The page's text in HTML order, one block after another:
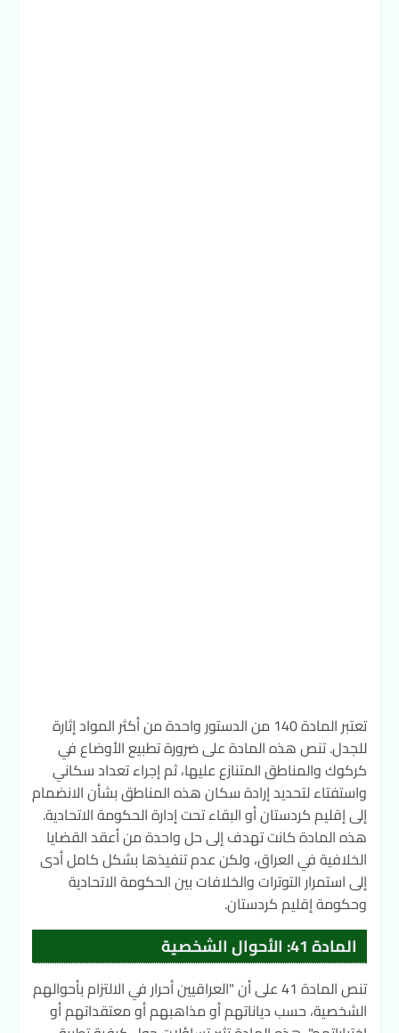
تعتبر المادة 140 من الدستور واحدة من أكثر المواد إثارة
للجدل. تنص هذه المادة على ضرورة تطبيع الأوضاع في
كركوك والمناطق المتنازع عليها، ثم إجراء تعداد سكاني
واستفتاء لتحديد إرادة سكان هذه المناطق بشأن الانضمام
إلى إقليم كردستان أو البقاء تحت إدارة الحكومة الاتحادية.
هذه المادة كانت تهدف إلى حل واحدة من أعقد القضايا
الخلافية في العراق، ولكن عدم تنفيذها بشكل كامل أدى
إلى استمرار التوترات والخلافات بين الحكومة الاتحادية
وحكومة إقليم كردستان.
المادة 41: الأحوال الشخصية
تنص المادة 41 على أن "العراقيين أحرار في الالتزام بأحوالهم
الشخصية، حسب دياناتهم أو مذاهبهم أو معتقداتهم أو